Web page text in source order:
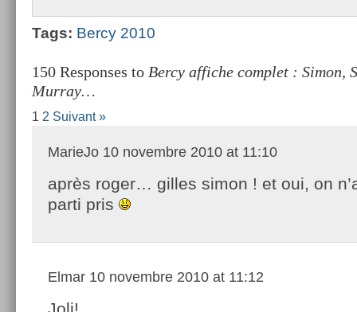
Tags: Bercy 2010
150 Responses to Bercy affiche complet : Simon,
Murray…
1 2 Suivant »
MarieJo 10 novembre 2010 at 11:10
après roger… gilles simon ! et oui, on
parti pris
Elmar 10 novembre 2010 at 11:12